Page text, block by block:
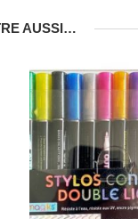
AUSSI…